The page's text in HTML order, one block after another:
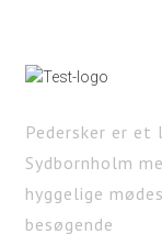
Pedersker er et
Sydbornholm
hyggelige
besøgende